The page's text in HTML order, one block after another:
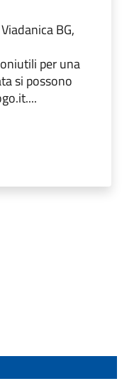
BG,
per una
si possono